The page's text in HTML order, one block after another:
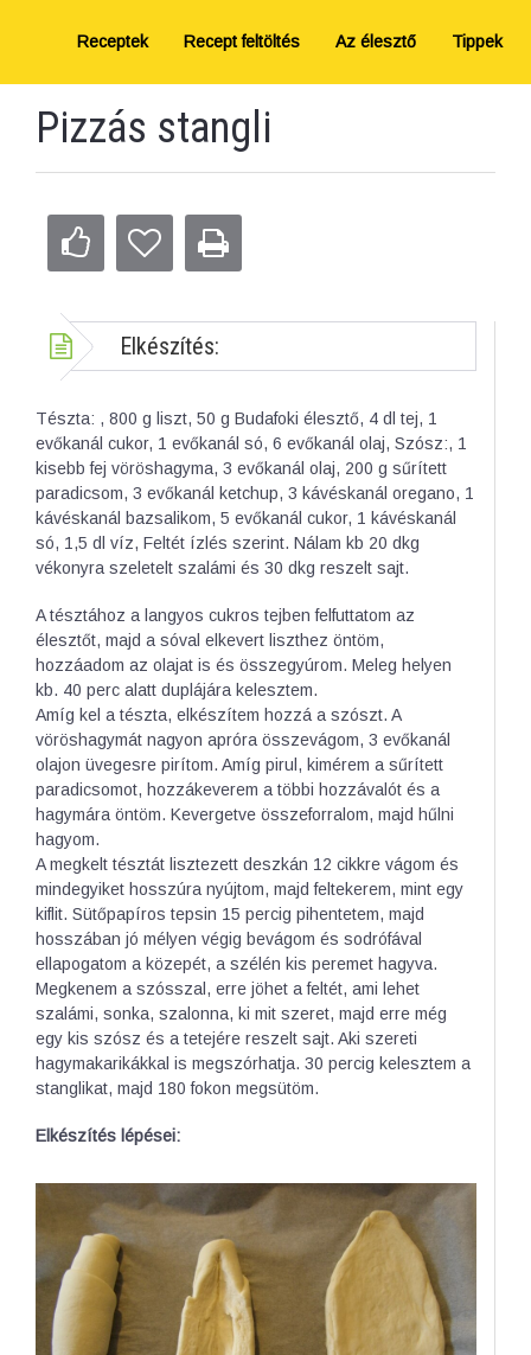
Receptek Recept feltöltés Az élesztő Tippek
Pizzás stangli
Elkészítés:
Tészta: , 800 g liszt, 50 g Budafoki élesztő, 4 dl tej, 1
evőkanál cukor, 1 evőkanál só, 6 evőkanál olaj, Szósz:, 1
kisebb fej vöröshagyma, 3 evőkanál olaj, 200 g sűrített
paradicsom, 3 evőkanál ketchup, 3 kávéskanál oregano, 1
kávéskanál bazsalikom, 5 evőkanál cukor, 1 kávéskanál
só, 1,5 dl víz, Feltét ízlés szerint. Nálam kb 20 dkg
vékonyra szeletelt szalámi és 30 dkg reszelt sajt.
A tésztához a langyos cukros tejben felfuttatom az
élesztőt, majd a sóval elkevert liszthez öntöm,
hozzáadom az olajat is és összegyúrom. Meleg helyen
kb. 40 perc alatt duplájára kelesztem.
Amíg kel a tészta, elkészítem hozzá a szószt. A
vöröshagymát nagyon apróra összevágom, 3 evőkanál
olajon üvegesre pirítom. Amíg pirul, kimérem a sűrített
paradicsomot, hozzákeverem a többi hozzávalót és a
hagymára öntöm. Kevergetve összeforralom, majd hűlni
hagyom.
A megkelt tésztát lisztezett deszkán 12 cikkre vágom és
mindegyiket hosszúra nyújtom, majd feltekerem, mint egy
kiflit. Sütőpapíros tepsin 15 percig pihentetem, majd
hosszában jó mélyen végig bevágom és sodrófával
ellapogatom a közepét, a szélén kis peremet hagyva.
Megkenem a szósszal, erre jöhet a feltét, ami lehet
szalámi, sonka, szalonna, ki mit szeret, majd erre még
egy kis szósz és a tetejére reszelt sajt. Aki szereti
hagymakarikákkal is megszórhatja. 30 percig kelesztem a
stanglikat, majd 180 fokon megsütöm.
Elkészítés lépései: